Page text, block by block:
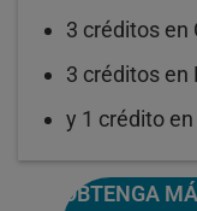
3 créditos en
3 créditos en
y 1 crédito
OBTENGA